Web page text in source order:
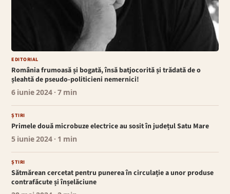
EDITORIAL
România frumoasă și bogată, însă batjocorită și trădată de o
șleahtă de pseudo-politicieni nemernici!
6 iunie 2024 · 7 min
ȘTIRI
Primele două microbuze electrice au sosit în județul Satu Mare
5 iunie 2024 · 1 min
ȘTIRI
Sătmărean cercetat pentru punerea în circulație a unor produse
contrafăcute și înșelăciune